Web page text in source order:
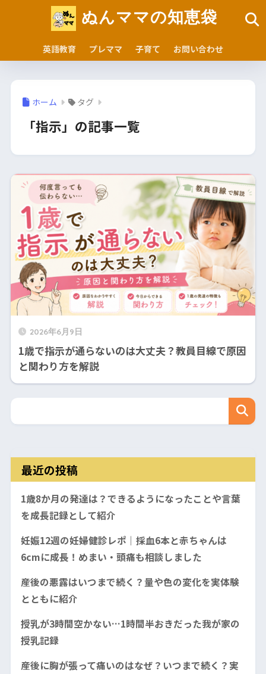
ぬんママの知恵袋
英語教育 プレママ 子育て お問い合わせ
ホーム タグ
「指示」の記事一覧
2026年6月9日
1歳で指示が通らないのは大丈夫？教員目線で原因
と関わり方を解説
最近の投稿
1歳8か月の発達は？できるようになったことや言葉
を成長記録として紹介
妊娠12週の妊婦健診レポ｜採血6本と赤ちゃんは
6cmに成長！めまい・頭痛も相談しました
産後の悪露はいつまで続く？量や色の変化を実体験
とともに紹介
授乳が3時間空かない…1時間半おきだった我が家の
授乳記録
産後に胸が張って痛いのはなぜ？いつまで続く？実